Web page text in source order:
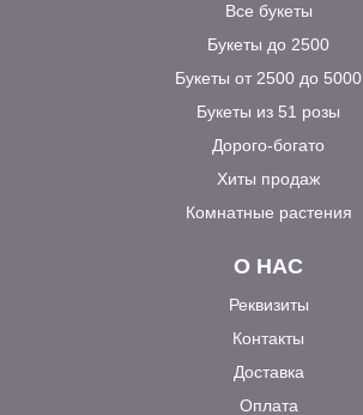
Все букеты
Букеты до 2500
Букеты от 2500 до 5000
Букеты из 51 розы
Дорого-богато
Хиты продаж
Комнатные растения
О НАС
Реквизиты
Контакты
Доставка
Оплата